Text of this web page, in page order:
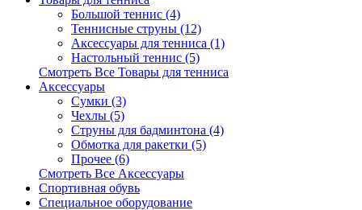
Большой теннис (4)
Теннисные струны (12)
Аксессуары для тенниса (1)
Настольный теннис (5)
Смотреть Все Товары для тенниса
Аксессуары
Сумки (3)
Чехлы (5)
Струны для бадминтона (4)
Обмотка для ракетки (5)
Прочее (6)
Смотреть Все Аксессуары
Спортивная обувь
Специальное оборудование